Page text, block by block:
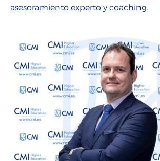
asesoramiento experto y coaching.